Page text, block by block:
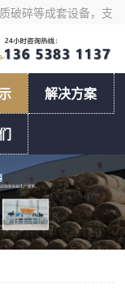
破碎等成套设备，支
解决方案